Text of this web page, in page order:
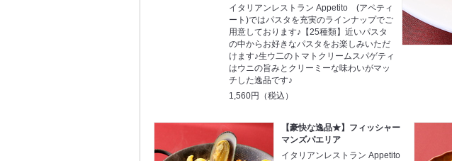
イタリアンレストラン Appetito (アペティ
ート)ではパスタを充実のラインナップでご
用意しております♪【25種類】近いパスタ
の中からお好きなパスタをお楽しみいただ
けます♪生ウ二のトマトクリームスパゲティ
はウニの旨みとクリーミーな味わいがマッ
チした逸品です♪
1,560円（税込）
【豪快な逸品★】フィッシャー
マンズパエリア
イタリアンレストラン Appetito